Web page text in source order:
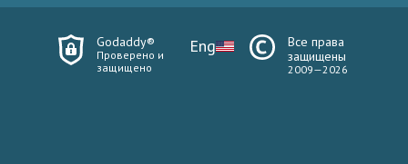
Godaddy®
Проверено и
защищено
Eng
Все права
защищены
2009—2026